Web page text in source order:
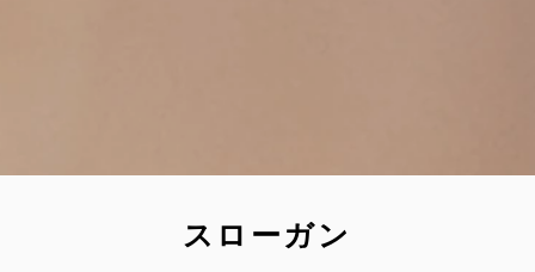
スローガン